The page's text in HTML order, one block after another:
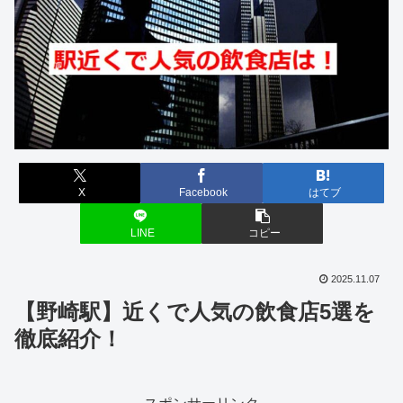
X Facebook はてブ
LINE コピー
2025.11.07
【野崎駅】近くで人気の飲食店5選を
徹底紹介！